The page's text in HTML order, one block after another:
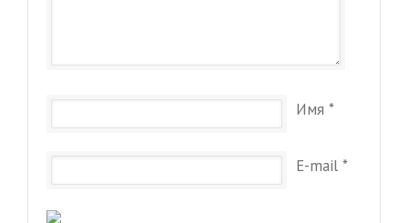
Имя *
E-mail *